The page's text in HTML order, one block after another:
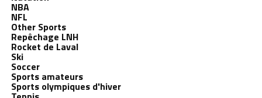
NBA
NFL
Other Sports
Repêchage LNH
Rocket de Laval
Ski
Soccer
Sports amateurs
Sports olympiques d'hiver